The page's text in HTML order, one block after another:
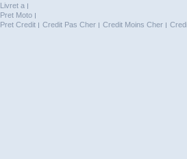
Livret a
Pret Moto
Pret Credit Credit Pas Cher Credit Moins Cher